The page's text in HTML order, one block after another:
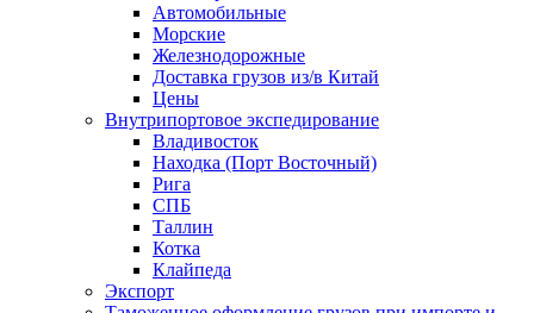
Автомобильные
Морские
Железнодорожные
Доставка грузов из/в Китай
Цены
Внутрипортовое экспедирование
Владивосток
Находка (Порт Восточный)
Рига
СПБ
Таллин
Котка
Клайпеда
Экспорт